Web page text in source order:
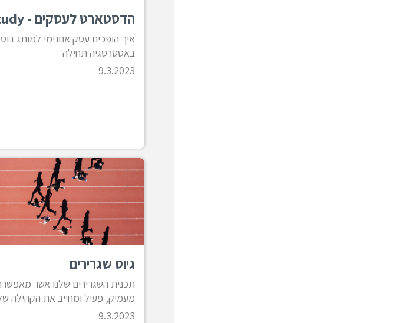
הדסטארט לעסקים - Case Study
איך הופכים עסק אנונימי למותג
באסטרטגיה תחילה
9.3.2023
גיוס שגרירים
תכנית השגרירים שלנו אשר
מעמיק, פעיל ומחייב את הקהילה
9.3.2023